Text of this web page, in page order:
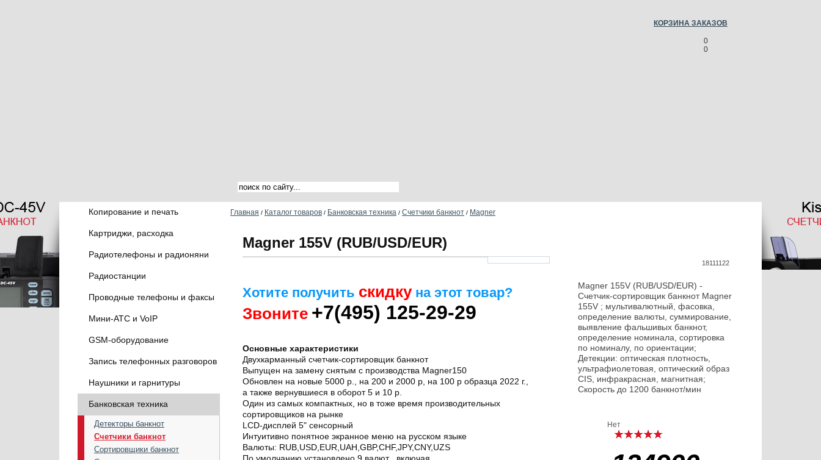
0
0
КОРЗИНА ЗАКАЗОВ
Копирование и печать
Картриджи, расходка
Радиотелефоны и радионяни
Радиостанции
Проводные телефоны и факсы
Мини-АТС и VoIP
GSM-оборудование
Запись телефонных разговоров
Наушники и гарнитуры
Банковская техника
Детекторы банкнот
Счетчики банкнот
Сортировщики банкнот
Главная / Каталог товаров / Банковская техника / Счетчики банкнот / Magner
Magner 155V (RUB/USD/EUR)
Хотите получить скидкуна этот товар?
Звоните +7(495) 125-29-29
Основные характеристики
Двухкарманный счетчик-сортировщик банкнот
Выпущен на замену снятым с производства Magner150
Обновлен на новые 5000 р., на 200 и 2000 р, на 100 р образца 2022 г.,
а также вернувшиеся в оборот 5 и 10 р.
Один из самых компактных, но в тоже время производительных
сортировщиков на рынке
LCD-дисплей 5" сенсорный
Интуитивно понятное экранное меню на русском языке
Валюты: RUB,USD,EUR,UAH,GBP,CHF,JPY,CNY,UZS
18111122
Magner 155V (RUB/USD/EUR) -
Счетчик-сортировщик банкнот Magner
155V ; мультивалютный, фасовка,
определение валюты, суммирование,
выявление фальшивых банкнот,
определение номинала, сортировка
по номиналу, по ориентации;
Детекции: оптическая плотность,
ультрафиолетовая, оптический образ
CIS, инфракрасная, магнитная;
Скорость до 1200 банкнот/мин
Нет